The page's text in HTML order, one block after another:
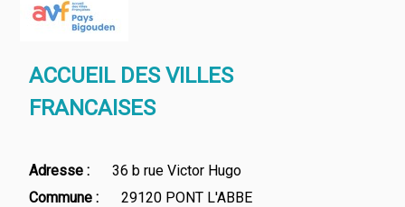
ACCUEIL DES VILLES
FRANCAISES
Adresse
36 b rue Victor Hugo
Commune
29120 PONT L'ABBE